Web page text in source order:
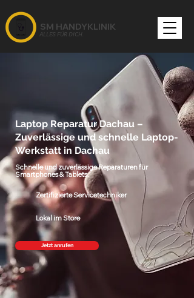
SM HANDYKLINIK
ALLES FÜR DICH.
Laptop Reparatur Dachau –
Zuverlässige und schnelle Laptop-
Werkstatt in Dachau
Schnelle und zuverlässige Reparaturen für
Smartphones & Tablets.
Zertifizierte Servicetechniker
Lokal im Store
Jetzt anrufen